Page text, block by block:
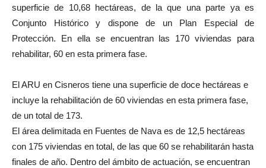
superficie de 10,68 hectáreas, de la que una parte ya es
Conjunto Histórico y dispone de un Plan Especial de
Protección. En ella se encuentran las 170 viviendas para
rehabilitar, 60 en esta primera fase.
El ARU en Cisneros tiene una superficie de doce hectáreas e
incluye la rehabilitación de 60 viviendas en esta primera fase,
de un total de 173.
El área delimitada en Fuentes de Nava es de 12,5 hectáreas
con 175 viviendas en total, de las que 60 se rehabilitarán hasta
finales de año. Dentro del ámbito de actuación, se encuentran